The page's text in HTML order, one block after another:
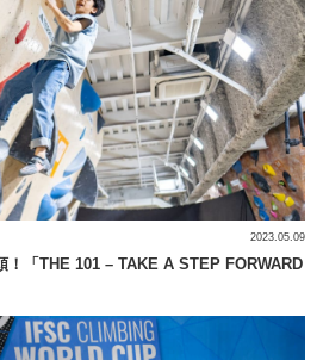
！「THE 101 – TAKE A STEP FORWARD
2023.05.09